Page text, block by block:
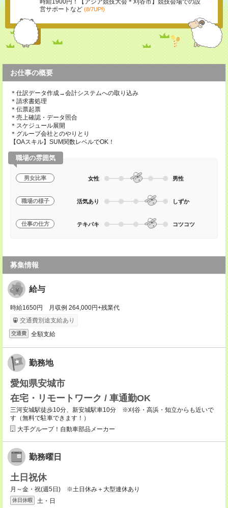
時給1900円！【アジア競技大会＊刈谷市】競技会場での設
営サポートなど (8/7UP!)
お仕事の概要
＊仕訳データ作成→会計システムへの取り込み
＊請求書処理
＊伝票起票
＊売上確認・データ照合
＊スケジュール展開
＊グループ会社とのやりとり
【OAスキル】SUM関数レベルでOK！
職場の雰囲気
男女比率 女性 男性
職場の様子 活気あり しずか
仕事の仕方 テキパキ コツコツ
募集情報
給与
時給1650円 月収例 264,000円+残業代
交通費別途支給あり
交通費 全額支給
勤務地
愛知県安城市
在宅・リモートワーク / 車通勤OK
三河安城駅徒歩10分、新安城駅車10分 ※刈谷・高浜・知立からも近いで
す（無料で駐車できます！）
大手グループ！自動車部品メーカー
勤務曜日
土日祝休
月～金・祝(週5日) ※土日休み＋大型連休あり
休日休暇 土・日